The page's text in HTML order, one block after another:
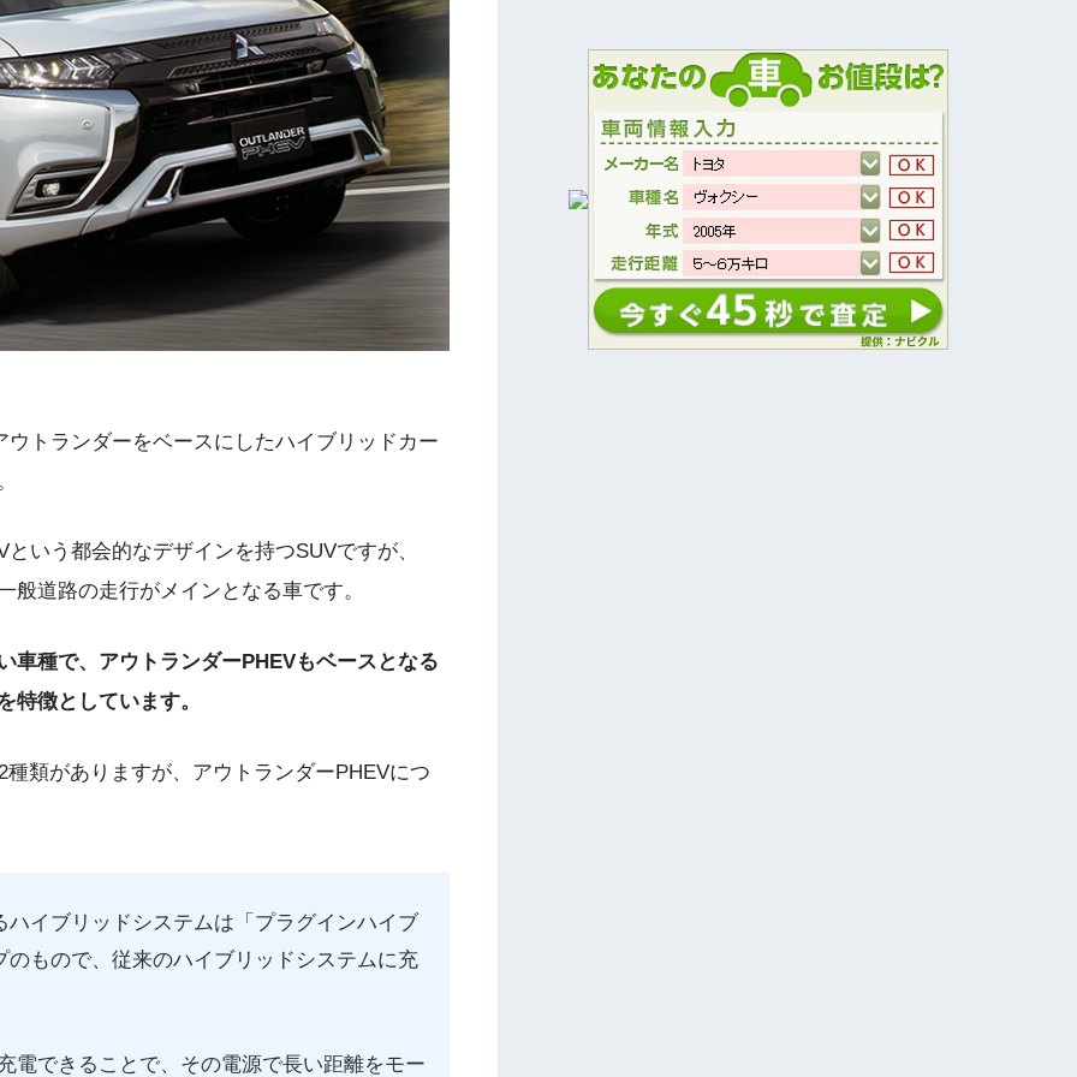
トランダーをベースにしたハイブリッドカー
いう都会的なデザインを持つSUVですが、
道路の走行がメインとなる車です。
車種で、アウトランダーPHEVもベースとなる
特徴としています。
類がありますが、アウトランダーPHEVにつ
イブリッドシステムは「プラグインハイブ
もので、従来のハイブリッドシステムに充
電できることで、その電源で長い距離をモー